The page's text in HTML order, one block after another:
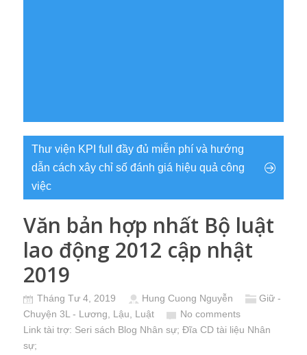
Thư viện KPI full đầy đủ miễn phí và hướng
dẫn cách xây chỉ số đánh giá hiệu quả công
việc
Văn bản hợp nhất Bộ luật
lao động 2012 cập nhật
2019
Tháng Tư 4, 2019 Hung Cuong Nguyễn
Giữ -
Chuyện 3L - Lương, Lậu, Luật
No comments
Link tài trợ: Seri sách Blog Nhân sự; Đĩa CD tài liệu Nhân
sự;